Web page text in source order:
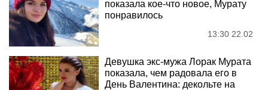
показала кое-что новое, Мурату
понравилось
13:30 22.02
Девушка экс-мужа Лорак Мурата
показала, чем радовала его в
День Валентина: декольте на